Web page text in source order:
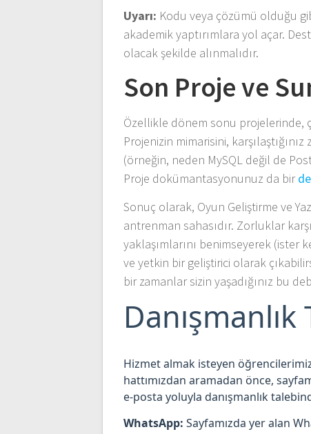
Uyarı: Kodu veya çözümü olduğu
akademik yaptırımlara yol açar.
olacak şekilde alınmalıdır.
Son Proje ve
Özellikle dönem sonu projelerinde,
Projenizin mimarisini, karşılaştığınız
(örneğin, neden MySQL değil de
Proje dokümantasyonunuz da bir
Sonuç olarak, Oyun Geliştirme ve
antrenman sahasıdır. Zorluklar
yaklaşımlarını benimseyerek (ister
ve yetkin bir geliştirici olarak
bir zamanlar sizin yaşadığınız bu
Hizmet almak isteyen
hattımızdan aramadan önce,
e-posta yoluyla danışmanlık
WhatsApp: Sayfamızda yer alan